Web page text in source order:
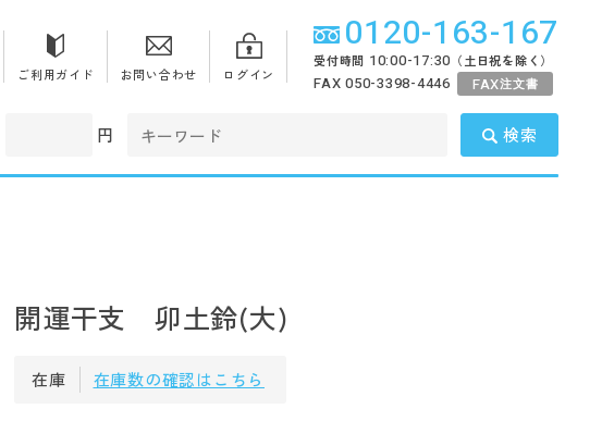
ご利用ガイド お問い合わせ ログイン
0120-163-167
受付時間 10:00-17:30 （土日祝を除く）
FAX 050-3398-4446 FAX注文書
円 検索
開運干支 卯土鈴(大)
在庫 在庫数の確認はこちら